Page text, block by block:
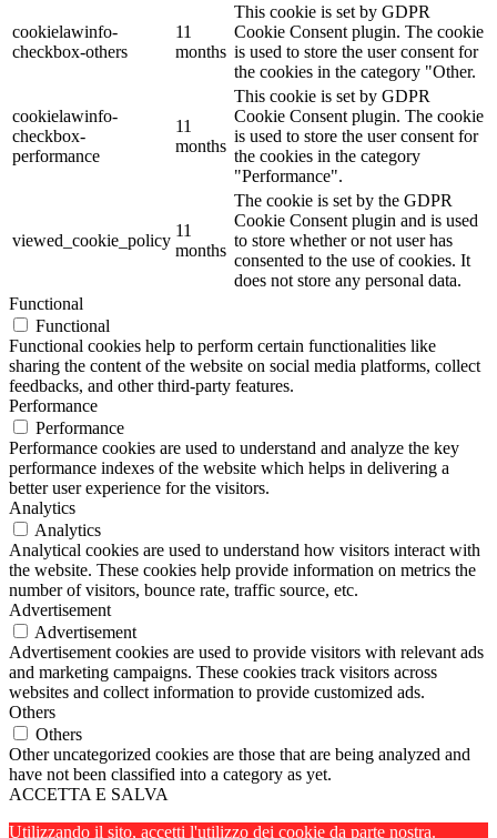
cookielawinfo-
checkbox-others
11
months
This cookie is set by GDPR
Cookie Consent plugin. The cookie
is used to store the user consent for
the cookies in the category "Other.
cookielawinfo-
checkbox-
performance
11
months
This cookie is set by GDPR
Cookie Consent plugin. The cookie
is used to store the user consent for
the cookies in the category
"Performance".
viewed_cookie_policy
11
months
The cookie is set by the GDPR
Cookie Consent plugin and is used
to store whether or not user has
consented to the use of cookies. It
does not store any personal data.
Functional
Functional
Functional cookies help to perform certain functionalities like
sharing the content of the website on social media platforms, collect
feedbacks, and other third-party features.
Performance
Performance
Performance cookies are used to understand and analyze the key
performance indexes of the website which helps in delivering a
better user experience for the visitors.
Analytics
Analytics
Analytical cookies are used to understand how visitors interact with
the website. These cookies help provide information on metrics the
number of visitors, bounce rate, traffic source, etc.
Advertisement
Advertisement
Advertisement cookies are used to provide visitors with relevant ads
and marketing campaigns. These cookies track visitors across
websites and collect information to provide customized ads.
Others
Others
Other uncategorized cookies are those that are being analyzed and
have not been classified into a category as yet.
ACCETTA E SALVA
Utilizzando il sito, accetti l'utilizzo dei cookie da parte nostra.